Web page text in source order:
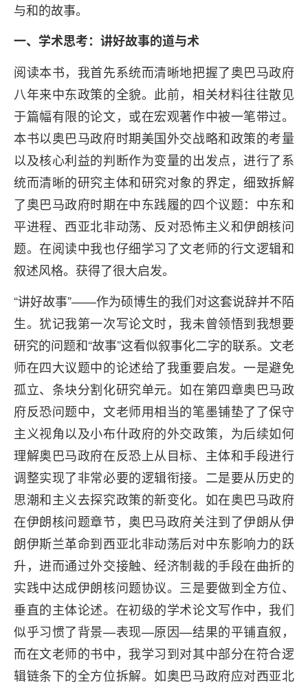
与和的故事。
一、学术思考：讲好故事的道与术
阅读本书，我首先系统而清晰地把握了奥巴马政府
八年来中东政策的全貌。此前，相关材料往往散见
于篇幅有限的论文，或在宏观著作中被一笔带过。
本书以奥巴马政府时期美国外交战略和政策的考量
以及核心利益的判断作为变量的出发点，进行了系
统而清晰的研究主体和研究对象的界定，细致拆解
了奥巴马政府时期在中东践履的四个议题：中东和
平进程、西亚北非动荡、反对恐怖主义和伊朗核问
题。在阅读中我也仔细学习了文老师的行文逻辑和
叙述风格。获得了很大启发。
“讲好故事”——作为硕博生的我们对这套说辞并不陌
生。犹记我第一次写论文时，我未曾领悟到我想要
研究的问题和“故事”这看似叙事化二字的联系。文老
师在四大议题中的论述给了我重要启发。一是避免
孤立、条块分割化研究单元。如在第四章奥巴马政
府反恐问题中，文老师用相当的笔墨铺垫了了保守
主义视角以及小布什政府的外交政策，为后续如何
理解奥巴马政府在反恐上从目标、主体和手段进行
调整实现了非常必要的逻辑衔接。二是要从历史的
思潮和主义去探究政策的新变化。如在奥巴马政府
在伊朗核问题章节，奥巴马政府关注到了伊朗从伊
朗伊斯兰革命到西亚北非动荡后对中东影响力的跃
升，进而通过外交接触、经济制裁的手段在曲折的
实践中达成伊朗核问题协议。三是要做到全方位、
垂直的主体论述。在初级的学术论文写作中，我们
似乎习惯了背景—表现—原因—结果的平铺直叙，
而在文老师的书中，我学习到对其中部分在符合逻
辑链条下的全方位拆解。如奥巴马政府应对西亚北